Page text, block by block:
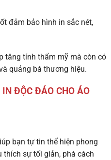
đảm bảo hình in sắc nét,
tăng tính thẩm mỹ mà còn có
quảng bá thương hiệu.
ĐỘC ĐÁO CHO ÁO
bạn tự tin thể hiện phong
thích sự tối giản, phá cách